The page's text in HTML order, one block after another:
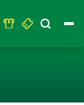
Search
for: